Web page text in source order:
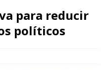
para reducir
políticos